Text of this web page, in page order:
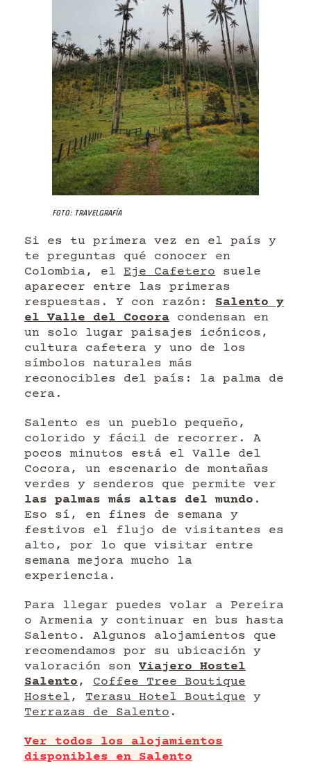
Foto: Travelgrafía
Si es tu primera vez en el país y
te preguntas qué conocer en
Colombia, el Eje Cafetero suele
aparecer entre las primeras
respuestas. Y con razón: Salento y
el Valle del Cocora condensan en
un solo lugar paisajes icónicos,
cultura cafetera y uno de los
símbolos naturales más
reconocibles del país: la palma de
cera.
Salento es un pueblo pequeño,
colorido y fácil de recorrer. A
pocos minutos está el Valle del
Cocora, un escenario de montañas
verdes y senderos que permite ver
las palmas más altas del mundo .
Eso sí, en fines de semana y
festivos el flujo de visitantes es
alto, por lo que visitar entre
semana mejora mucho la
experiencia.
Para llegar puedes volar a Pereira
o Armenia y continuar en bus hasta
Salento. Algunos alojamientos que
recomendamos por su ubicación y
valoración son Viajero Hostel
Salento , Coffee Tree Boutique
Hostel , Terasu Hotel Boutique y
Terrazas de Salento .
Ver todos los alojamientos
disponibles en Salento